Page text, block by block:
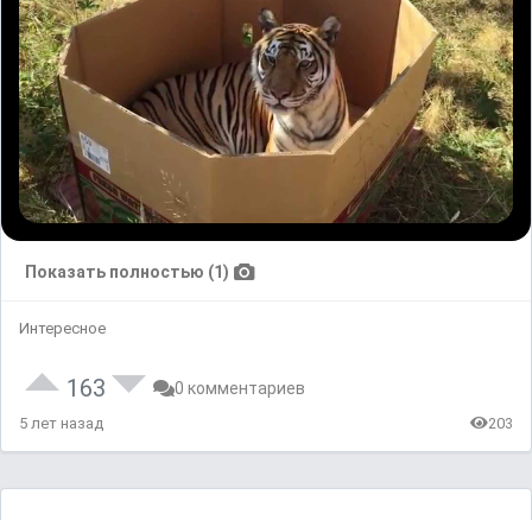
Показать полностью (1)
Интересное
163 0 комментариев
5 лет назад 203